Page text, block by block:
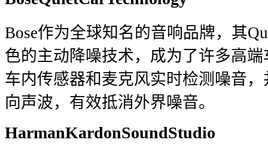
Bose作为全球知名的音响品牌，其
色的主动降噪技术，成为了许多高
车内传感器和麦克风实时检测噪音
向声波，有效抵消外界噪音。
HarmanKardonSoundStudio